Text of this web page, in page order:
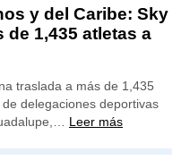
y del Caribe: Sky
de 1,435 atletas a
traslada a más de 1,435
delegaciones deportivas
Leer más